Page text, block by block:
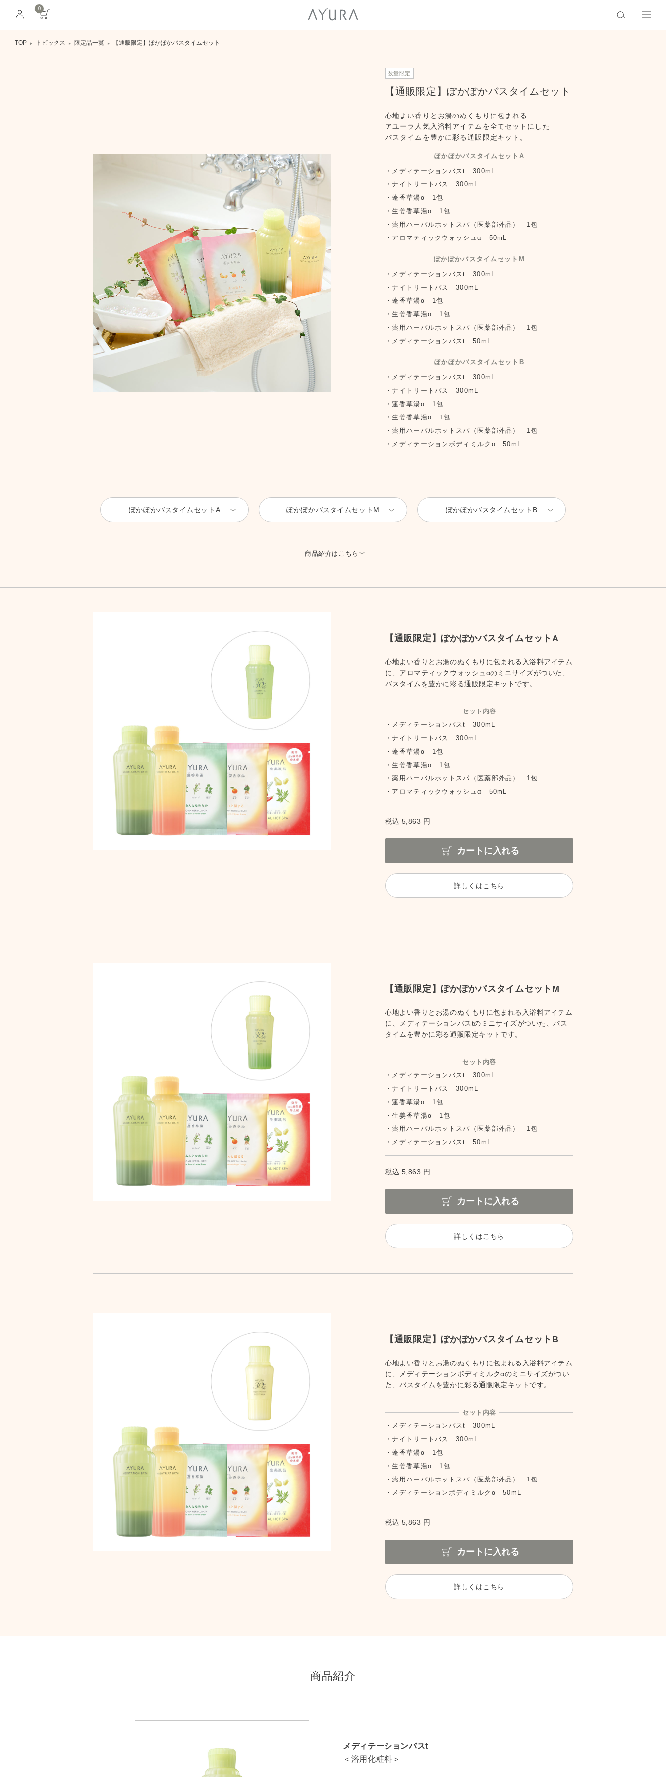
0
TOP トピックス 限定品一覧 【通販限定】ぽかぽかバスタイムセット
数量限定
【通販限定】 ぽかぽかバスタイムセット
心地よい香りとお湯のぬくもりに包まれる
アユーラ人気入浴料アイテムを全てセットにした
バスタイムを豊かに彩る通販限定キット。
ぽかぽかバスタイムセットA
メディテーションバスt 300mL
ナイトリートバス 300mL
蓬香草湯α 1包
生姜香草湯α 1包
薬用ハーバルホットスパ（医薬部外品） 1包
アロマティックウォッシュα 50mL
ぽかぽかバスタイムセットM
メディテーションバスt 300mL
ナイトリートバス 300mL
蓬香草湯α 1包
生姜香草湯α 1包
薬用ハーバルホットスパ（医薬部外品） 1包
メディテーションバスt 50mL
ぽかぽかバスタイムセットB
メディテーションバスt 300mL
ナイトリートバス 300mL
蓬香草湯α 1包
生姜香草湯α 1包
薬用ハーバルホットスパ（医薬部外品） 1包
メディテーションボディミルクα 50mL
ぽかぽかバスタイムセットA ぽかぽかバスタイムセットM ぽかぽかバスタイムセットB
商品紹介はこちら
【通販限定】ぽかぽかバスタイムセットA
心地よい香りとお湯のぬくもりに包まれる入浴料アイテム
に、アロマティックウォッシュαのミニサイズがついた、
バスタイムを豊かに彩る通販限定キットです。
セット内容
メディテーションバスt 300mL
ナイトリートバス 300mL
蓬香草湯α 1包
生姜香草湯α 1包
薬用ハーバルホットスパ（医薬部外品） 1包
アロマティックウォッシュα 50mL
税込 5,863 円
カートに入れる
詳しくはこちら
【通販限定】ぽかぽかバスタイムセットM
心地よい香りとお湯のぬくもりに包まれる入浴料アイテム
に、メディテーションバスtのミニサイズがついた、バス
タイムを豊かに彩る通販限定キットです。
セット内容
メディテーションバスt 300mL
ナイトリートバス 300mL
蓬香草湯α 1包
生姜香草湯α 1包
薬用ハーバルホットスパ（医薬部外品） 1包
メディテーションバスt 50mL
税込 5,863 円
カートに入れる
詳しくはこちら
【通販限定】ぽかぽかバスタイムセットB
心地よい香りとお湯のぬくもりに包まれる入浴料アイテム
に、メディテーションボディミルクαのミニサイズがつい
た、バスタイムを豊かに彩る通販限定キットです。
セット内容
メディテーションバスt 300mL
ナイトリートバス 300mL
蓬香草湯α 1包
生姜香草湯α 1包
薬用ハーバルホットスパ（医薬部外品） 1包
メディテーションボディミルクα 50mL
税込 5,863 円
カートに入れる
詳しくはこちら
商品紹介
メディテーションバスt
＜浴用化粧料＞